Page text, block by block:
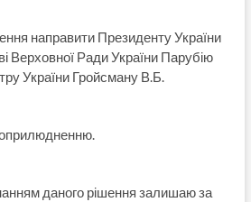
направити Президенту України
Верховної Ради України Парубію
України Гройсману В.Б.
даного рішення залишаю за